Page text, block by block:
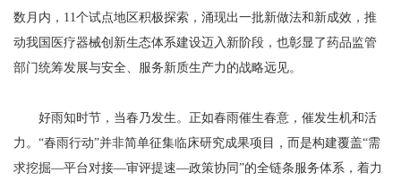
数月内，11个试点地区积极探索，涌现出一批新做法和新成效，推
动我国医疗器械创新生态体系建设迈入新阶段，也彰显了药品监管
部门统筹发展与安全、服务新质生产力的战略远见。
好雨知时节，当春乃发生。正如春雨催生春意，催发生机和活
力。“春雨行动”并非简单征集临床研究成果项目，而是构建覆盖“需
求挖掘—平台对接—审评提速—政策协同”的全链条服务体系，着力